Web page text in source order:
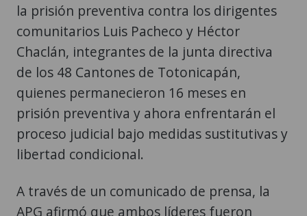
la prisión preventiva contra los dirigentes
comunitarios Luis Pacheco y Héctor
Chaclán, integrantes de la junta directiva
de los 48 Cantones de Totonicapán,
quienes permanecieron 16 meses en
prisión preventiva y ahora enfrentarán el
proceso judicial bajo medidas sustitutivas y
libertad condicional.
A través de un comunicado de prensa, la
APG afirmó que ambos líderes fueron